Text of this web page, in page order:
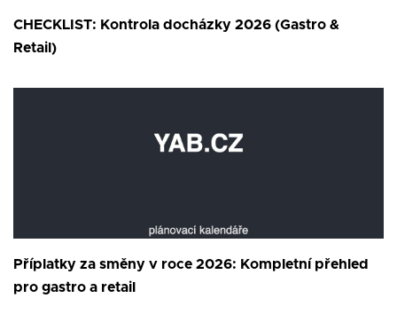
CHECKLIST: Kontrola docházky 2026 (Gastro &
Retail)
Příplatky za směny v roce 2026: Kompletní přehled
pro gastro a retail